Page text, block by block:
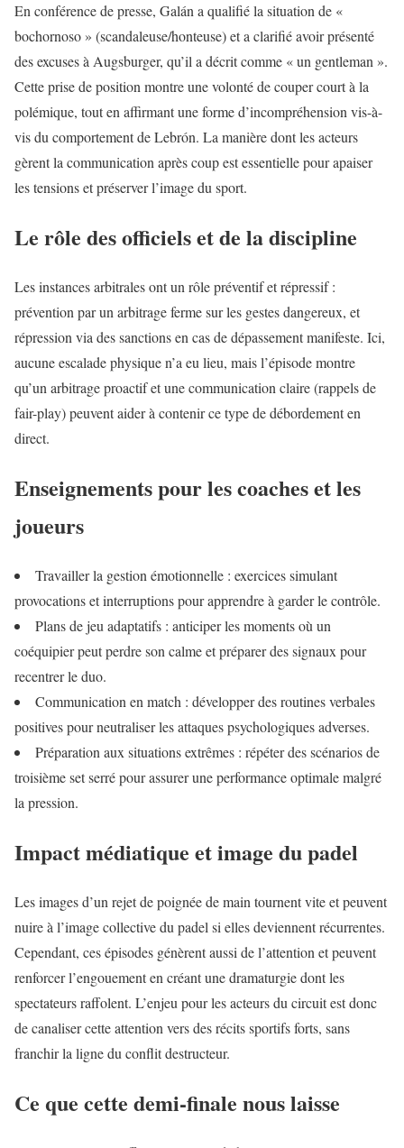
En conférence de presse, Galán a qualifié la situation de «
bochornoso » (scandaleuse/honteuse) et a clarifié avoir présenté
des excuses à Augsburger, qu’il a décrit comme « un gentleman ».
Cette prise de position montre une volonté de couper court à la
polémique, tout en affirmant une forme d’incompréhension vis-à-
vis du comportement de Lebrón. La manière dont les acteurs
gèrent la communication après coup est essentielle pour apaiser
les tensions et préserver l’image du sport.
Le rôle des officiels et de la discipline
Les instances arbitrales ont un rôle préventif et répressif :
prévention par un arbitrage ferme sur les gestes dangereux, et
répression via des sanctions en cas de dépassement manifeste. Ici,
aucune escalade physique n’a eu lieu, mais l’épisode montre
qu’un arbitrage proactif et une communication claire (rappels de
fair-play) peuvent aider à contenir ce type de débordement en
direct.
Enseignements pour les coaches et les
joueurs
Travailler la gestion émotionnelle : exercices simulant
provocations et interruptions pour apprendre à garder le contrôle.
Plans de jeu adaptatifs : anticiper les moments où un
coéquipier peut perdre son calme et préparer des signaux pour
recentrer le duo.
Communication en match : développer des routines verbales
positives pour neutraliser les attaques psychologiques adverses.
Préparation aux situations extrêmes : répéter des scénarios de
troisième set serré pour assurer une performance optimale malgré
la pression.
Impact médiatique et image du padel
Les images d’un rejet de poignée de main tournent vite et peuvent
nuire à l’image collective du padel si elles deviennent récurrentes.
Cependant, ces épisodes génèrent aussi de l’attention et peuvent
renforcer l’engouement en créant une dramaturgie dont les
spectateurs raffolent. L’enjeu pour les acteurs du circuit est donc
de canaliser cette attention vers des récits sportifs forts, sans
franchir la ligne du conflit destructeur.
Ce que cette demi-finale nous laisse